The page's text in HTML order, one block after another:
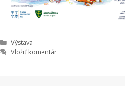
Kategórie
Výstava
Vložiť komentár